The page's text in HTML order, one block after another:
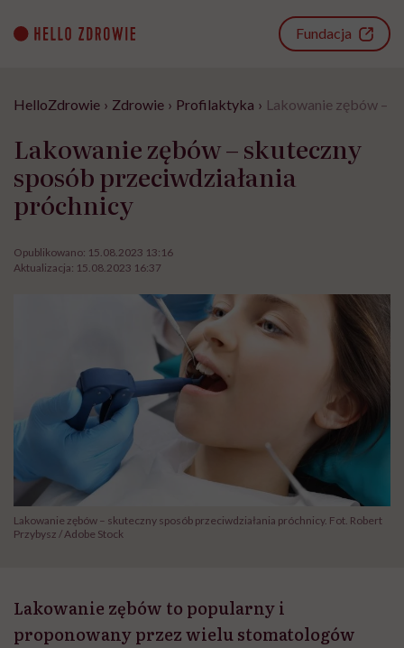
content
Fundacja
HelloZdrowie › Zdrowie › Profilaktyka › Lakowanie zębów –
Lakowanie zębów – skuteczny
sposób przeciwdziałania
próchnicy
Opublikowano: 15.08.2023 13:16
Aktualizacja: 15.08.2023 16:37
Lakowanie zębów – skuteczny sposób przeciwdziałania próchnicy. Fot. Robert
Przybysz / Adobe Stock
Lakowanie zębów to popularny i
proponowany przez wielu stomatologów